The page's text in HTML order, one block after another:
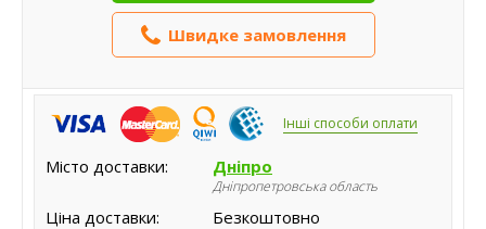
Швидке замовлення
Інші способи оплати
Місто доставки: Дніпро
Дніпропетровська область
Ціна доставки:
Безкоштовно